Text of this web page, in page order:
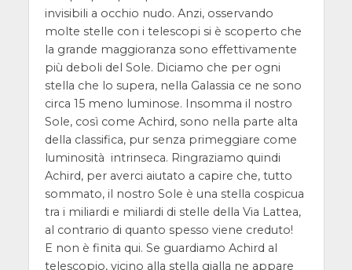
invisibili a occhio nudo. Anzi, osservando
molte stelle con i telescopi si è scoperto che
la grande maggioranza sono effettivamente
più deboli del Sole. Diciamo che per ogni
stella che lo supera, nella Galassia ce ne sono
circa 15 meno luminose. Insomma il nostro
Sole, così come Achird, sono nella parte alta
della classifica, pur senza primeggiare come
luminosità intrinseca. Ringraziamo quindi
Achird, per averci aiutato a capire che, tutto
sommato, il nostro Sole è una stella cospicua
tra i miliardi e miliardi di stelle della Via Lattea,
al contrario di quanto spesso viene creduto!
E non è finita qui. Se guardiamo Achird al
telescopio, vicino alla stella gialla ne appare